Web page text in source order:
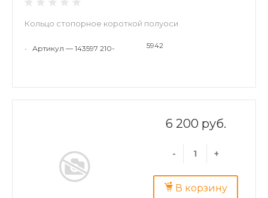
Кольцо стопорное короткой полуоси
• Артикул — 143597 210- 5942
6 200 руб.
- +
В корзину